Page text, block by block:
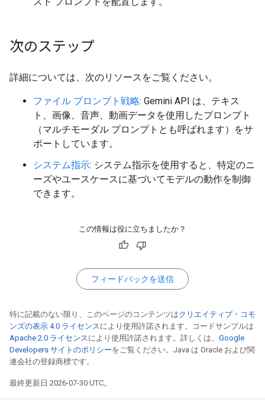
次のステップ
詳細については、次のリソースをご覧ください。
ファイル プロンプト戦略: Gemini API は、テキス
ト、画像、音声、動画データを使用したプロンプト
（マルチモーダル プロンプトとも呼ばれます）をサ
ポートしています。
システム指示: システム指示を使用すると、特定のニ
ーズやユースケースに基づいてモデルの動作を制御
できます。
この情報は役に立ちましたか？
フィードバックを送信
特に記載のない限り、このページのコンテンツはクリエイティブ・コモ
ンズの表示 4.0 ライセンスにより使用許諾されます。コードサンプルは
Apache 2.0 ライセンスにより使用許諾されます。詳しくは、 Google
Developers サイトのポリシーをご覧ください。Java は Oracle および関
連会社の登録商標です。
最終更新日 2026-07-30 UTC。